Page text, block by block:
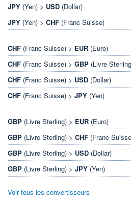
JPY (Yen) > USD (Dollar)
JPY (Yen) > CHF (Franc Suisse)
CHF (Franc Suisse) > EUR (Euro)
CHF (Franc Suisse) > GBP (Livre
CHF (Franc Suisse) > USD (Dollar)
CHF (Franc Suisse) > JPY (Yen)
GBP (Livre Sterling) > EUR (Euro)
GBP (Livre Sterling) > CHF (Franc
GBP (Livre Sterling) > USD (Dollar)
GBP (Livre Sterling) > JPY (Yen)
Voir tous les convertisseurs